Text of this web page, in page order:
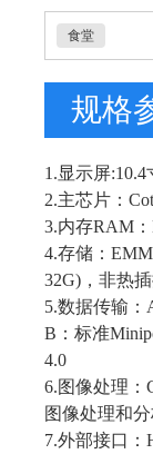
食堂
规格
1.显示屏
2.主芯片：
3.内存RAM
4.存储：
32G)，非热
5.数据传输：
B：标准
4.0
6.图像处理：
图像处理和
7.外部接口